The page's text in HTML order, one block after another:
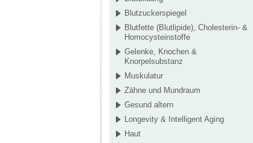
Blutzuckerspiegel
Blutfette (Blutlipide), Cholesterin- &
Homocysteinstoffe
Gelenke, Knochen &
Knorpelsubstanz
Muskulatur
Zähne und Mundraum
Gesund altern
Longevity & Intelligent Aging
Haut